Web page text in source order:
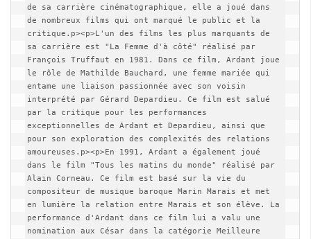
de sa carrière cinématographique, elle a joué dans
de nombreux films qui ont marqué le public et la
critique.p><p>L'un des films les plus marquants de
sa carrière est "La Femme d'à côté" réalisé par
François Truffaut en 1981. Dans ce film, Ardant joue
le rôle de Mathilde Bauchard, une femme mariée qui
entame une liaison passionnée avec son voisin
interprété par Gérard Depardieu. Ce film est salué
par la critique pour les performances
exceptionnelles de Ardant et Depardieu, ainsi que
pour son exploration des complexités des relations
amoureuses.p><p>En 1991, Ardant a également joué
dans le film "Tous les matins du monde" réalisé par
Alain Corneau. Ce film est basé sur la vie du
compositeur de musique baroque Marin Marais et met
en lumière la relation entre Marais et son élève. La
performance d'Ardant dans ce film lui a valu une
nomination aux César dans la catégorie Meilleure